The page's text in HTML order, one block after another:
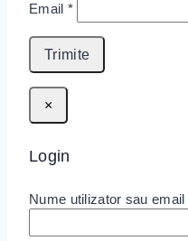
Email *
×
Login
Nume utilizator sau email